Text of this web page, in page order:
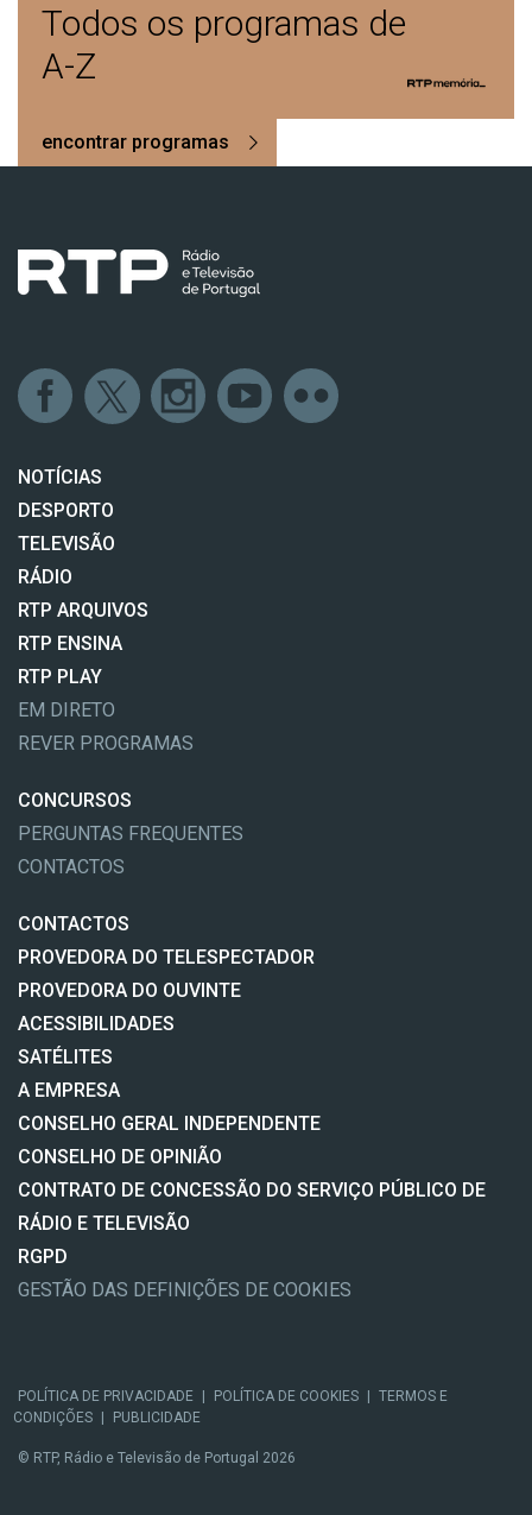
Todos os programas de
A-Z
encontrar programas
NOTÍCIAS
DESPORTO
TELEVISÃO
RÁDIO
RTP ARQUIVOS
RTP ENSINA
RTP PLAY
EM DIRETO
REVER PROGRAMAS
CONCURSOS
PERGUNTAS FREQUENTES
CONTACTOS
CONTACTOS
PROVEDORA DO TELESPECTADOR
PROVEDORA DO OUVINTE
ACESSIBILIDADES
SATÉLITES
A EMPRESA
CONSELHO GERAL INDEPENDENTE
CONSELHO DE OPINIÃO
CONTRATO DE CONCESSÃO DO SERVIÇO PÚBLICO DE
RÁDIO E TELEVISÃO
RGPD
GESTÃO DAS DEFINIÇÕES DE COOKIES
POLÍTICA DE PRIVACIDADE | POLÍTICA DE COOKIES | TERMOS E
CONDIÇÕES | PUBLICIDADE
© RTP, Rádio e Televisão de Portugal 2026